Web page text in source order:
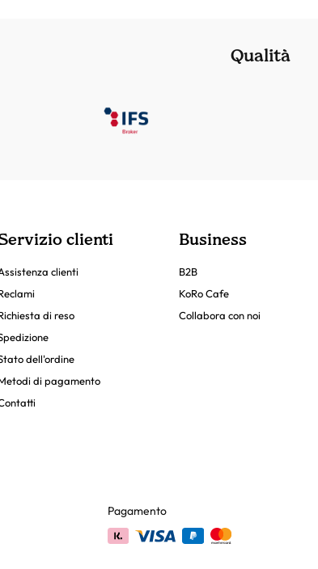
Qualità
clienti
clienti
di reso
dell'ordine
di pagamento
Business
B2B
KoRo Cafe
Collabora con noi
Pagamento